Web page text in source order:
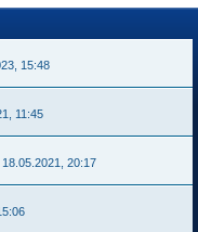
15:48
11:45
18.05.2021, 20:17